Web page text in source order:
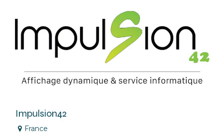
Impulsion42
France